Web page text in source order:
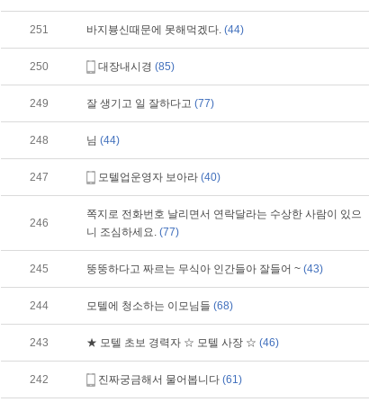
251 바지븅신때문에 못해먹겠다. (44)
250 대장내시경 (85)
249 잘 생기고 일 잘하다고 (77)
248 님 (44)
247 모텔업운영자 보아라 (40)
246
쪽지로 전화번호 날리면서 연락달라는 수상한 사람이 있으
니 조심하세요. (77)
245 뚱뚱하다고 짜르는 무식아 인간들아 잘들어 ~ (43)
244 모텔에 청소하는 이모님들 (68)
243 ★ 모텔 초보 경력자 ☆ 모텔 사장 ☆ (46)
242 진짜궁금해서 물어봅니다 (61)